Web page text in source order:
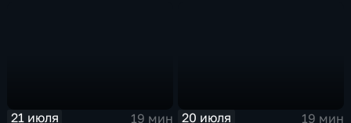
21 июля 19 мин 20 июля 19 мин